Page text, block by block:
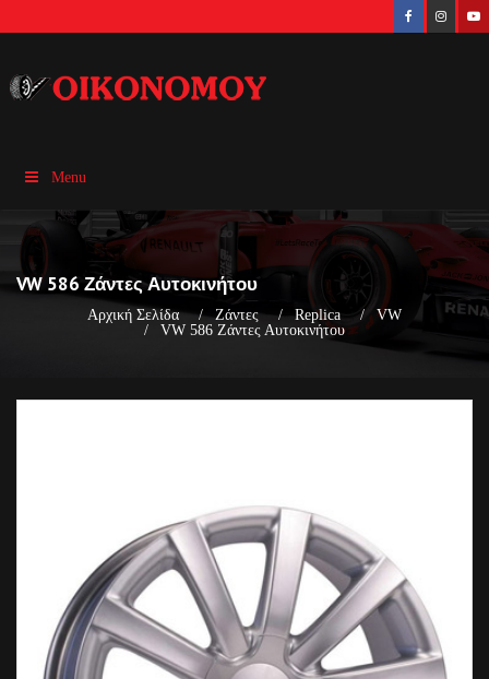
Menu
VW 586 Ζάντες Αυτοκινήτου
Αρχική Σελίδα Ζάντες Replica
VW
VW 586 Ζάντες Αυτοκινήτου